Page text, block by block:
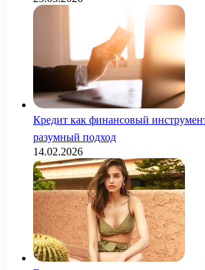
Кредит как финансовый
разумный подход
14.02.2026